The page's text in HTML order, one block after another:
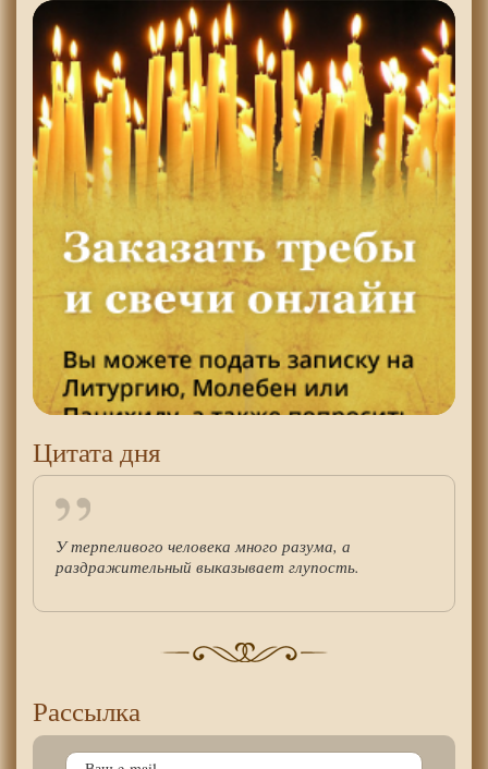
Цитата дня
У терпеливого человека много разума, а
раздражительный выказывает глупость.
Рассылка